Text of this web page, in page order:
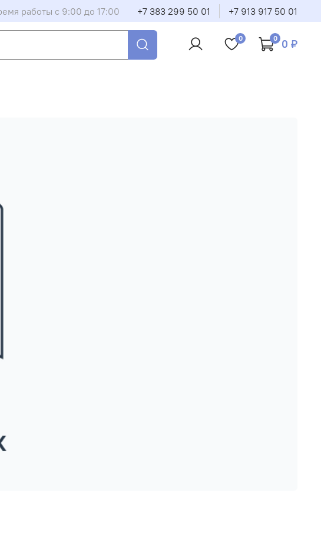
работы с 9:00 до 17:00 +7 383 299 50 01 +7 913 917 50 01
0 0 0 ₽